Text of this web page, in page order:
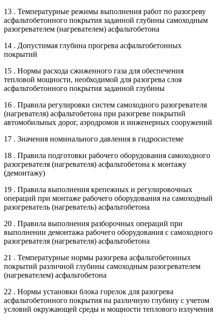
13 . Температурные режимы выполнения работ по разогреву
асфальтобетонного покрытия заданной глубины самоходным
разогревателем (нагревателем) асфальтобетона
14 . Допустимая глубина прогрева асфальтобетонных
покрытий
15 . Нормы расхода сжиженного газа для обеспечения
тепловой мощности, необходимой для разогрева слоя
асфальтобетонного покрытия заданной глубины
16 . Правила регулировки систем самоходного разогревателя
(нагревателя) асфальтобетона при разогреве покрытий
автомобильных дорог, аэродромов и инженерных сооружений
17 . Значения номинального давления в гидросистеме
18 . Правила подготовки рабочего оборудования самоходного
разогревателя (нагревателя) асфальтобетона к монтажу
(демонтажу)
19 . Правила выполнения крепежных и регулировочных
операций при монтаже рабочего оборудования на самоходный
разогреватель (нагреватель) асфальтобетона
20 . Правила выполнения разборочных операций при
выполнении демонтажа рабочего оборудования с самоходного
разогревателя (нагревателя) асфальтобетона
21 . Температурные нормы разогрева асфальтобетонных
покрытий различной глубины самоходным разогревателем
(нагревателем) асфальтобетона
22 . Нормы установки блока горелок для разогрева
асфальтобетонного покрытия на различную глубину с учетом
условий окружающей среды и мощности теплового излучения